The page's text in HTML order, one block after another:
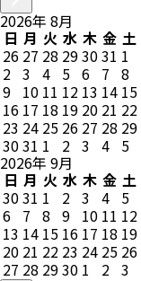
2026年 8月
日 月 火 水 木 金 土
26 27 28 293031 1
2 3 4 5 6 7 8
9 10 11 12 13 14 15
16 17 18 19 20 21 22
23 24 25 26 27 28 29
3031 1 2 3 4 5
2026年 9月
日 月 火 水 木 金 土
3031 1 2 3 4 5
6 7 8 9 10 11 12
13 14 15 16 17 18 19
20 21 22 23 24 25 26
27 28 2930 1 2 3